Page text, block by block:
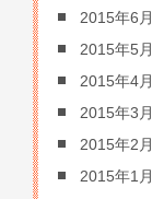
2015年6月
2015年5月
2015年4月
2015年3月
2015年2月
2015年1月